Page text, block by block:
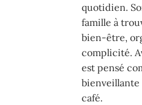
quotidien.
famille à
bien-être,
complicité.
est pensé
bienveillante
café.